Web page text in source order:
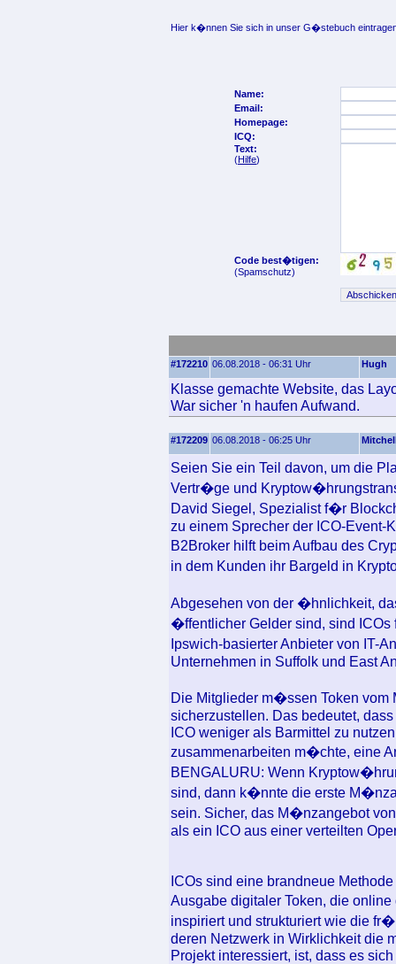
Hier k�nnen Sie sich in unser G�stebuch
Name:
Email:
Homepage:
ICQ:
Text:
(Hilfe)
Code best�tigen:
(Spamschutz)
#172210 06.08.2018 - 06:31 Uhr Hugh
Klasse gemachte Website, das
War sicher 'n haufen Aufwand.
#172209 06.08.2018 - 06:25 Uhr
Seien Sie ein Teil davon, um die
Vertr�ge und
David Siegel, Spezialist f�r
zu einem Sprecher der ICO-Event-
B2Broker hilft beim Aufbau des
in dem Kunden ihr Bargeld in
Abgesehen von der �hnlichkeit,
�ffentlicher Gelder sind, sind ICOs
Ipswich-basierter Anbieter von IT-
Unternehmen in Suffolk und East
Die Mitglieder m�ssen Token vom
sicherzustellen. Das bedeutet,
ICO weniger als Barmittel zu
zusammenarbeiten m�chte, eine
BENGALURU: Wenn
sind, dann k�nnte die erste
sein. Sicher, das M�nzangebot
als ein ICO aus einer verteilten
ICOs sind eine brandneue
Ausgabe digitaler Token, die
inspiriert und strukturiert wie die
deren Netzwerk in Wirklichkeit die
Projekt interessiert, ist, dass es